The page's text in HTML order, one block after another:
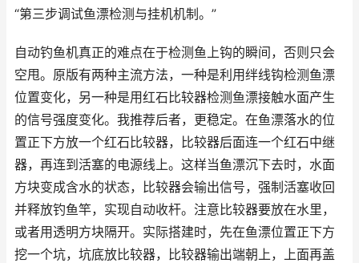
“第三步调试鱼漂检测与挂机机制。”
自动钓鱼机真正的难点在于检测鱼上钩的瞬间，否则只会
空甩。原版有两种主流方法，一种是利用绊线钩检测鱼漂
位置变化，另一种是用红石比较器检测鱼漂接触水面产生
的信号强度变化。我推荐后者，更稳定。在鱼漂落水的位
置正下方放一个红石比较器，比较器后面连一个红石中继
器，再连到活塞的电源线上。这样当鱼漂沉下去时，水面
方块变成含水的状态，比较器会输出信号，强制活塞收回
并释放钓鱼竿，实现自动收杆。注意比较器要放在水里，
或者用透明方块隔开。实际搭建时，先在鱼漂位置正下方
挖一个坑，坑底放比较器，比较器输出端朝上，上面再盖